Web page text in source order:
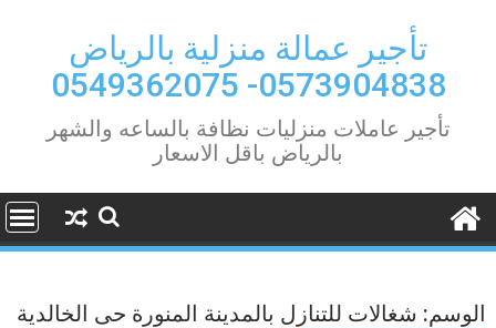
تأجير عمالة منزلية بالرياض
0573904838- 0549362075
تأجير عاملات منزليات نظافة بالساعه والشهر
بالرياض باقل الاسعار
الوسم: شغالات للتنازل بالمدينة المنورة حى الخالدية